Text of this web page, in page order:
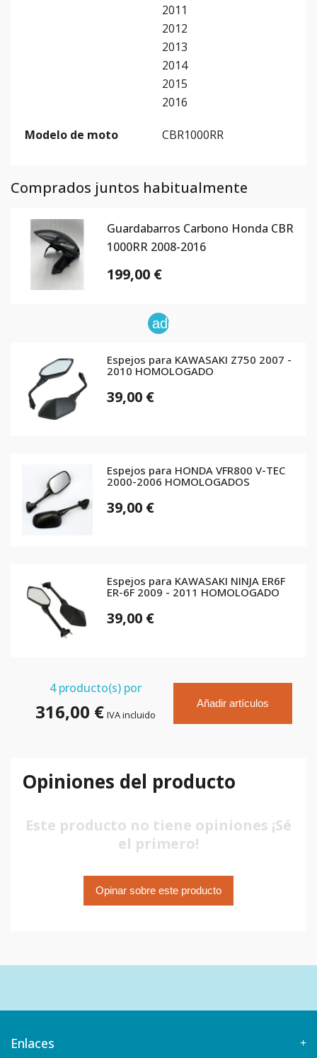
2011
2012
2013
2014
2015
2016
Modelo de moto CBR1000RR
Comprados juntos habitualmente
Guardabarros Carbono Honda CBR
1000RR 2008-2016
199,00 €
add
Espejos para KAWASAKI Z750 2007 -
2010 HOMOLOGADO
39,00 €
Espejos para HONDA VFR800 V-TEC
2000-2006 HOMOLOGADOS
39,00 €
Espejos para KAWASAKI NINJA ER6F
ER-6F 2009 - 2011 HOMOLOGADO
39,00 €
4producto(s) por
316,00 € IVA incluido
Añadir artículos
Opiniones del producto
Este producto no tiene opiniones ¡Sé
el primero!
Opinar sobre este producto
Enlaces